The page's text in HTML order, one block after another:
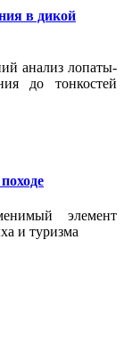
в дикой
анализ лопаты-
до тонкостей
элемент
и туризма